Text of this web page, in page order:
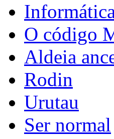
O código
Aldeia
Rodin
Urutau
Ser normal